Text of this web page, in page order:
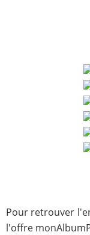
Pour retrouver
l'offre